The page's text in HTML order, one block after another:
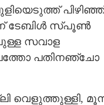
പിഴിഞ്ഞ്
ടേബിൾ സ്‌പൂൺ
സവാള
പത്തോ പതിനഞ്ചോ
വെളുത്തുള്ളി,